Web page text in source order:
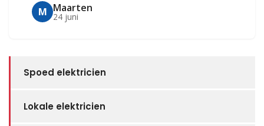
M Maarten
24 juni
Spoed elektricien
Lokale elektricien